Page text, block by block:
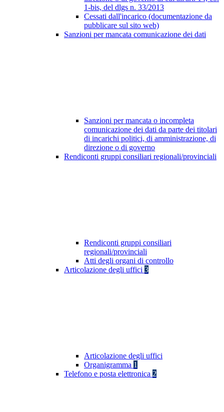
1-bis, del dlgs n. 33/2013
Cessati dall'incarico (documentazione da
pubblicare sul sito web)
Sanzioni per mancata comunicazione dei dati
Sanzioni per mancata o incompleta
comunicazione dei dati da parte dei titolari
di incarichi politici, di amministrazione, di
direzione o di governo
Rendiconti gruppi consiliari regionali/provinciali
Rendiconti gruppi consiliari
regionali/provinciali
Atti degli organi di controllo
Articolazione degli uffici 3
Articolazione degli uffici
Organigramma 1
Telefono e posta elettronica 2